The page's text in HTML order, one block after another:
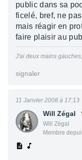
public dans sa
ficelé, bref, ne
mais réagir en
faire plaisir au
J'ai deux mains
signaler
Will Zégal
Will Zégal
Membre
11 Janvier 2008 à 17:13